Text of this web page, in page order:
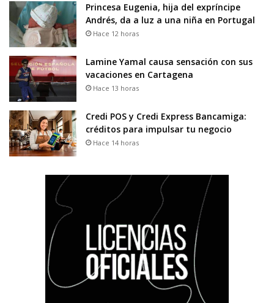
Princesa Eugenia, hija del expríncipe
Andrés, da a luz a una niña en Portugal
Hace 12 horas
Lamine Yamal causa sensación con sus
vacaciones en Cartagena
Hace 13 horas
Credi POS y Credi Express Bancamiga:
créditos para impulsar tu negocio
Hace 14 horas